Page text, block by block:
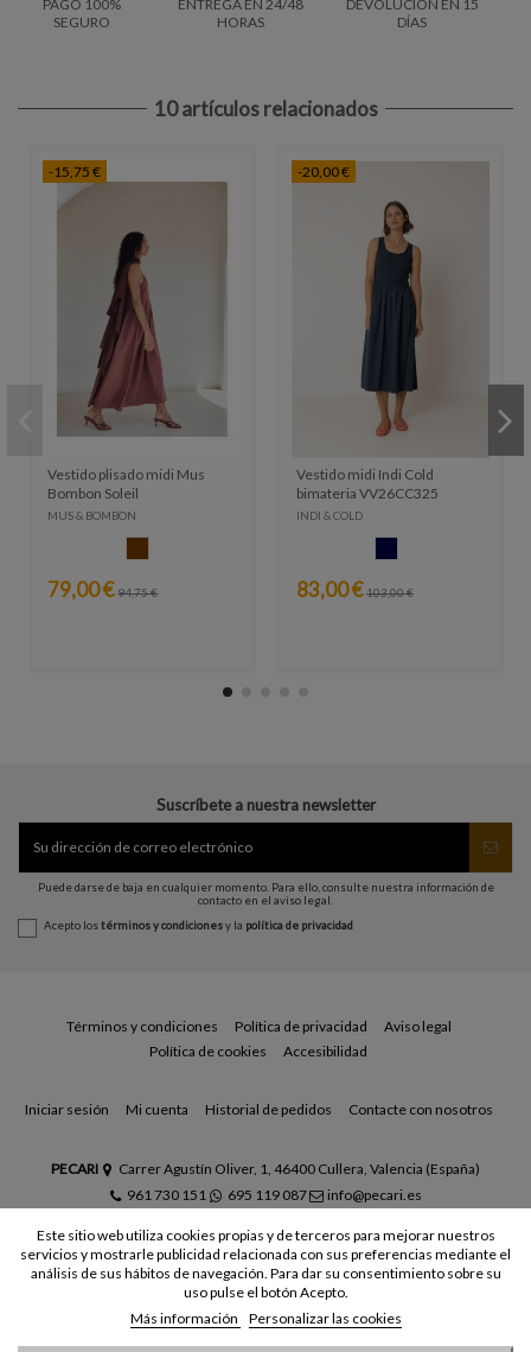
PAGO 100%
SEGURO
ENTREGA EN 24/48
HORAS
DEVOLUCIÓN EN 15
DÍAS
10 artículos relacionados
-15,75 €
Vestido plisado midi Mus
Bombon Soleil
MUS & BOMBON
79,00 € 94,75 €
-20,00 €
Vestido midi Indi Cold
bimateria VV26CC325
INDI & COLD
83,00 €103,00 €
Suscríbete a nuestra newsletter
Puede darse de baja en cualquier momento. Para ello, consulte nuestra información de
contacto en el aviso legal.
Acepto lostérminos y condicionesy la política de privacidad
Términos y condiciones Política de privacidad
Aviso legal
Política de cookies
Accesibilidad
Iniciar sesión Mi cuenta Historial de pedidos Contacte con nosotros
PECARI
Carrer Agustín Oliver, 1, 46400 Cullera, Valencia (España)
961 730 151
695 119 087 info@pecari.es
Este sitio web utiliza cookies propias y de terceros para mejorar nuestros
servicios y mostrarle publicidad relacionada con sus preferencias mediante el
análisis de sus hábitos de navegación. Para dar su consentimiento sobre su
uso pulse el botón Acepto.
Más información
Personalizar las cookies
© Todos los derechos reservados - Powered bybytefactory